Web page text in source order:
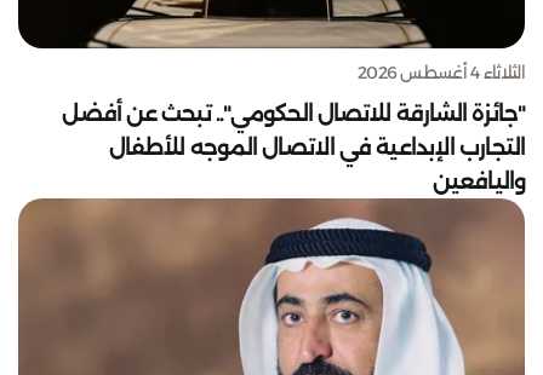
الثلاثاء 4 أغسطس 2026
"جائزة الشارقة للاتصال الحكومي".. تبحث عن أفضل
التجارب الإبداعية في الاتصال الموجه للأطفال
واليافعين